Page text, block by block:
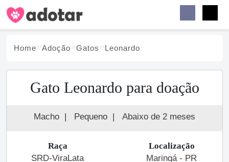
Home Adoção Gatos Leonardo
Gato Leonardo para doação
Macho | Pequeno | Abaixo de 2 meses
Raça
SRD-ViraLata
Localização
Maringá - PR